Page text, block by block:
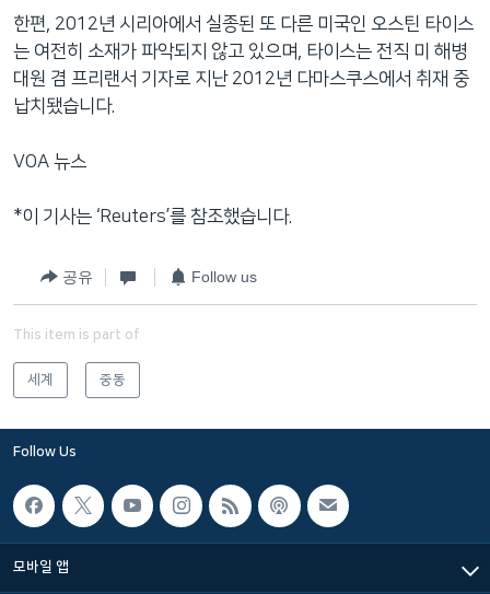
한편, 2012년 시리아에서 실종된 또 다른 미국인 오스틴 타이스
는 여전히 소재가 파악되지 않고 있으며, 타이스는 전직 미 해병
대원 겸 프리랜서 기자로 지난 2012년 다마스쿠스에서 취재 중
납치됐습니다.
VOA 뉴스
*이 기사는 ‘Reuters’를 참조했습니다.
공유 Follow us
This item is part of
세계 중동
Follow Us
모바일 앱